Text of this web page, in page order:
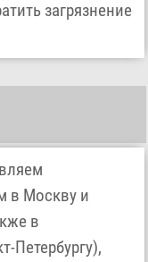
загрязнение
в Москву и
в
Петербургу),